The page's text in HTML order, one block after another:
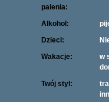
palenia:
Alkohol:
Dzieci:
Wakacje:
w
Twój styl: